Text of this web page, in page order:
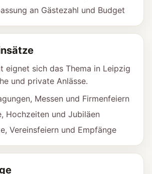
an Gästezahl und Budget
eignet sich das Thema in Leipzig
und private Anlässe.
Messen und Firmenfeiern
Hochzeiten und Jubiläen
Vereinsfeiern und Empfänge